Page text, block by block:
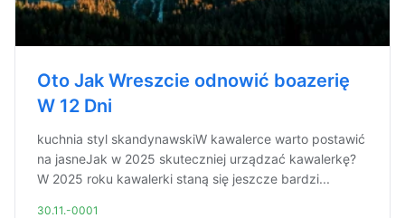
Oto Jak Wreszcie odnowić boazerię
W 12 Dni
kuchnia styl skandynawskiW kawalerce warto postawić
na jasneJak w 2025 skuteczniej urządzać kawalerkę?
W 2025 roku kawalerki staną się jeszcze bardzi...
30.11.-0001